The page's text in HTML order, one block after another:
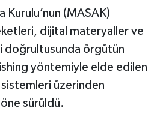
Kurulu’nun (MASAK)
dijital materyaller ve
doğrultusunda örgütün
yöntemiyle elde edilen
üzerinden
öne sürüldü.